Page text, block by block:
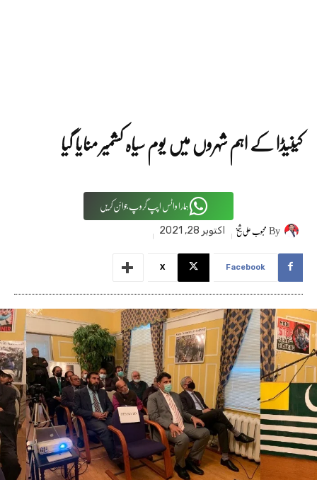
کینیڈا کے اہم شہروں میں یوم سیاہ کشمیر منایا گیا
ہمارا واٹس اپپ گروپ جوائن کریں
Byمحبوب علی شیخ اکتوبر 28, 2021
Facebook
X